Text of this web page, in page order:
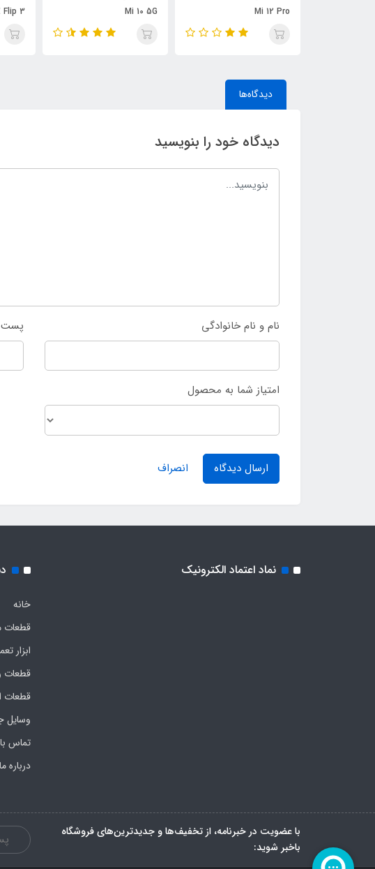
Mi 12 Pro
Mi 10 5G
Flip 3
دیدگاه‌ها
دیدگاه خود را بنویسید
نام و نام خانوادگی پست
امتیاز شما به محصول
ارسال دیدگاه انصراف
نماد اعتماد الکترونیک
خانه
قطعات
ابزار
قطعات
قطعات
وسایل
تماس
درباره ما
با عضویت در خبرنامه، از تخفیف‌ها و جدیدترین‌های فروشگاه
باخبر شوید: